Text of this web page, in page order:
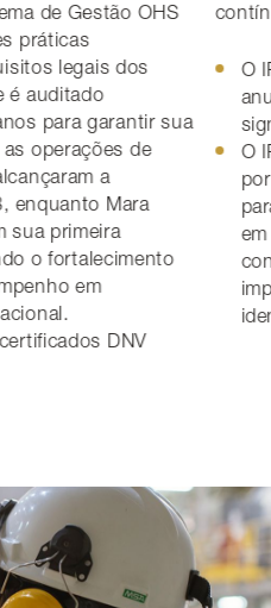
de Gestão OHS
práticas
legais dos
é auditado
para garantir sua
operações de
a
enquanto Mara
sua primeira
o fortalecimento
em
DNV
O
O